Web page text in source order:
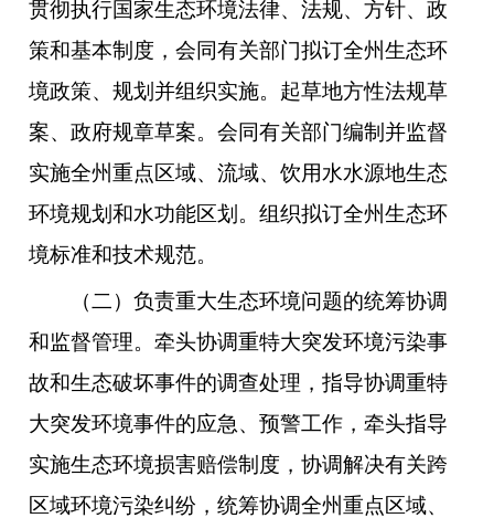
贯彻执行国家生态环境法律、法规、方针、政
策和基本制度，会同有关部门拟订全州生态环
境政策、规划并组织实施。起草地方性法规草
案、政府规章草案。会同有关部门编制并监督
实施全州重点区域、流域、饮用水水源地生态
环境规划和水功能区划。组织拟订全州生态环
境标准和技术规范。
（二）负责重大生态环境问题的统筹协调
和监督管理。牵头协调重特大突发环境污染事
故和生态破坏事件的调查处理，指导协调重特
大突发环境事件的应急、预警工作，牵头指导
实施生态环境损害赔偿制度，协调解决有关跨
区域环境污染纠纷，统筹协调全州重点区域、